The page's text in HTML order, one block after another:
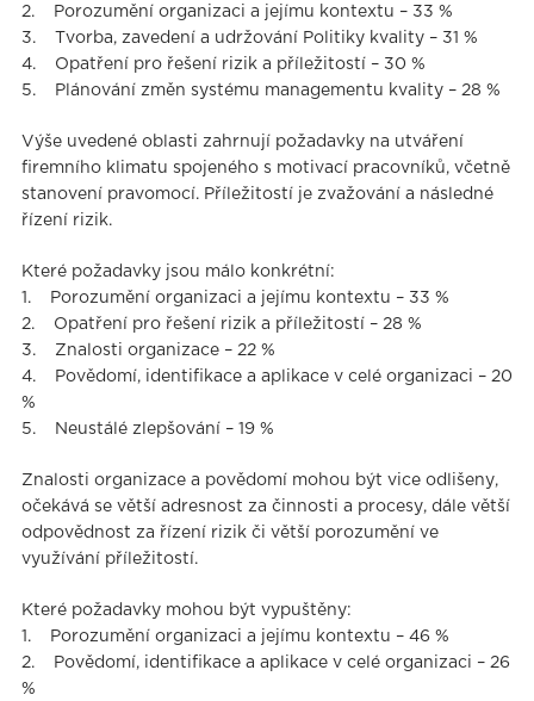
2. Porozumění organizaci a jejímu kontextu – 33 %
3. Tvorba, zavedení a udržování Politiky kvality – 31 %
4. Opatření pro řešení rizik a příležitostí – 30 %
5. Plánování změn systému managementu kvality – 28 %
Výše uvedené oblasti zahrnují požadavky na utváření
ﬁremního klimatu spojeného s motivací pracovníků, včetně
stanovení pravomocí. Příležitostí je zvažování a následné
řízení rizik.
Které požadavky jsou málo konkrétní:
1. Porozumění organizaci a jejímu kontextu – 33 %
2. Opatření pro řešení rizik a příležitostí – 28 %
3. Znalosti organizace – 22 %
4. Povědomí, identiﬁkace a aplikace v celé organizaci – 20
%
5. Neustálé zlepšování – 19 %
Znalosti organizace a povědomí mohou být vice odlišeny,
očekává se větší adresnost za činnosti a procesy, dále větší
odpovědnost za řízení rizik či větší porozumění ve
využívání příležitostí.
Které požadavky mohou být vypuštěny:
1. Porozumění organizaci a jejímu kontextu – 46 %
2. Povědomí, identiﬁkace a aplikace v celé organizaci – 26
%